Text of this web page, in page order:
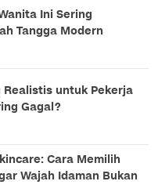
Ini Sering
Tangga Modern
Realistis untuk Pekerja
Gagal?
Cara Memilih
Wajah Idaman Bukan